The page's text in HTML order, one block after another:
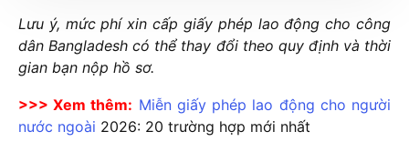
Lưu ý, mức phí xin cấp giấy phép lao động cho công
dân Bangladesh có thể thay đổi theo quy định và thời
gian bạn nộp hồ sơ.
>>> Xem thêm: Miễn giấy phép lao động cho người
nước ngoài 2026: 20 trường hợp mới nhất